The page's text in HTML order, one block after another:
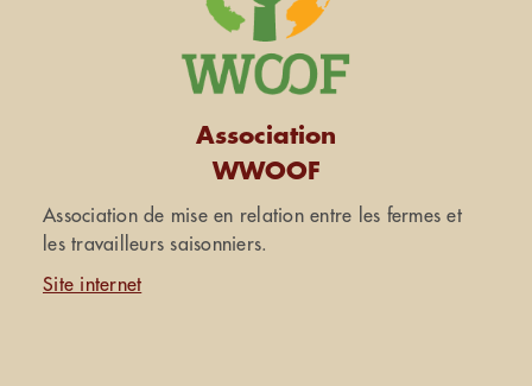
Association
WWOOF
Association de mise en relation entre les fermes et
les travailleurs saisonniers.
Site internet